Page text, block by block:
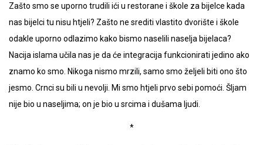
Zašto smo se uporno trudili ići u restorane i škole za bijelce kada
nas bijelci tu nisu htjeli? Zašto ne srediti vlastito dvorište i škole
odakle uporno odlazimo kako bismo naselili naselja bijelaca?
Nacija islama učila nas je da će integracija funkcionirati jedino ako
znamo ko smo. Nikoga nismo mrzili, samo smo željeli biti ono što
jesmo. Crnci su bili u nevolji. Mi smo htjeli prvo sebi pomoći. Šljam
nije bio u naseljima; on je bio u srcima i dušama ljudi.
*